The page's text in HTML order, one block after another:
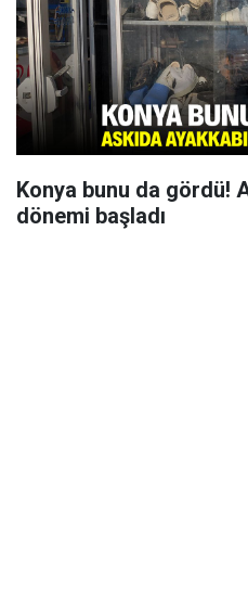
Konya bunu da gördü!
dönemi başladı